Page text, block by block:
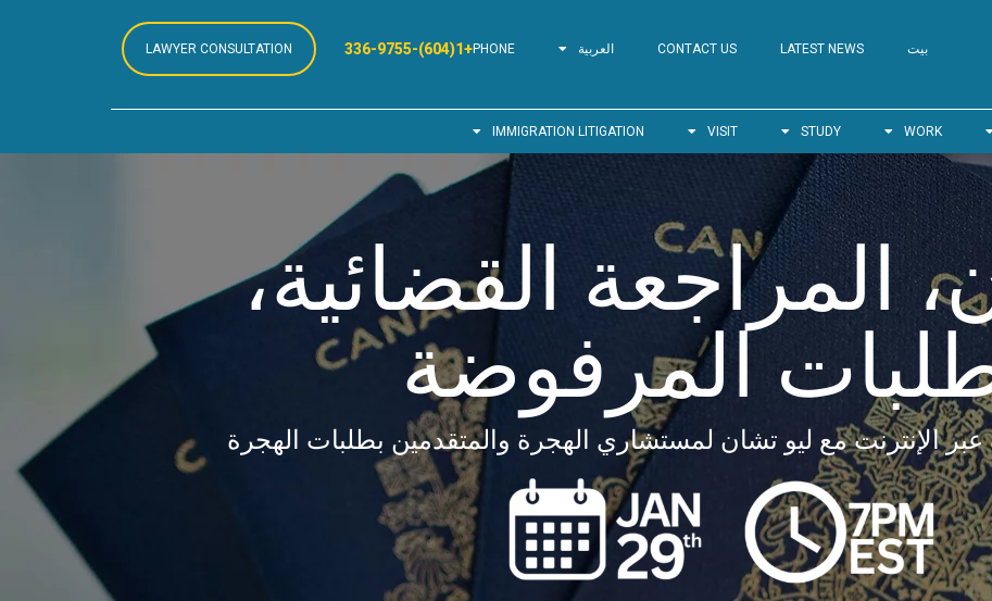
بيت LATEST NEWS
CONTACT US العربية PHONE
+1(604)-336-9755
LAWYER CONSULTATION
WORK
STUDY
VISIT
IMMIGRATION LITIGATION
المراجعة القضائية،
المرفوضة
الإنترنت مع ليو تشان لمستشاري الهجرة والمتقدمين بطلبات الهجرة